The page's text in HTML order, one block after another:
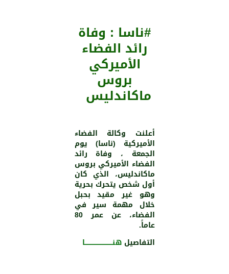
#ناسا : وفاة
رائد الفضاء
الأميركي
بروس
ماكاندليس
أعلنت وكالة الفضاء
الأميركية (ناسا) يوم
الجمعة ، وفاة رائد
الفضاء الأميركي بروس
ماكاندليس، الذي كان
أول شخص يتحرك بحرية
وهو غير مقيد بحبل
خلال مهمة سير في
الفضاء، عن عمر 80
عاماً.
التفاصيلهنـــــــــــــــــــــــــــا